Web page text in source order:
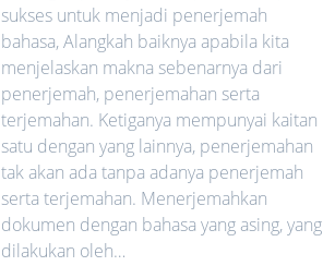
sukses untuk menjadi penerjemah
bahasa, Alangkah baiknya apabila kita
menjelaskan makna sebenarnya dari
penerjemah, penerjemahan serta
terjemahan. Ketiganya mempunyai kaitan
satu dengan yang lainnya, penerjemahan
tak akan ada tanpa adanya penerjemah
serta terjemahan. Menerjemahkan
dokumen dengan bahasa yang asing, yang
dilakukan oleh…